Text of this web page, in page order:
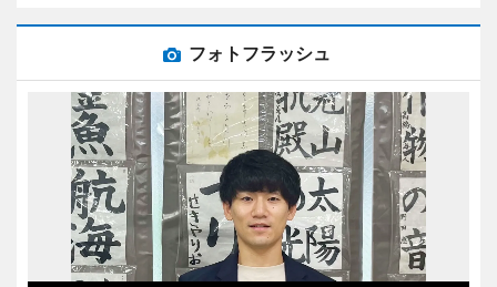
フォトフラッシュ